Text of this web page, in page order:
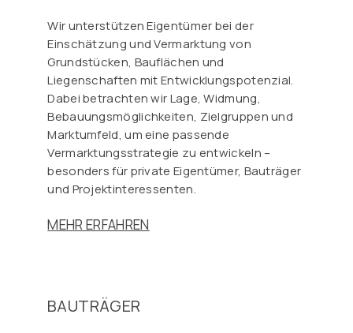
Wir unterstützen Eigentümer bei der
Einschätzung und Vermarktung von
Grundstücken, Bauflächen und
Liegenschaften mit Entwicklungspotenzial.
Dabei betrachten wir Lage, Widmung,
Bebauungsmöglichkeiten, Zielgruppen und
Marktumfeld, um eine passende
Vermarktungsstrategie zu entwickeln –
besonders für private Eigentümer, Bauträger
und Projektinteressenten.
MEHR ERFAHREN
BAUTRÄGER